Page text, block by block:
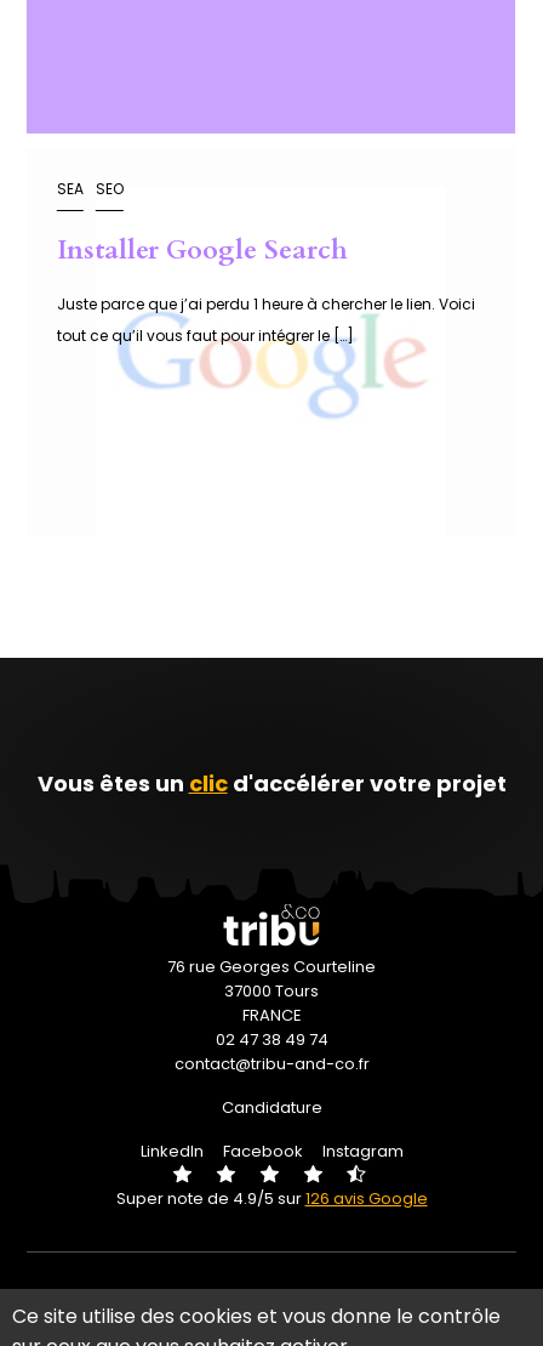
SEA SEO
Installer Google Search
Juste parce que j’ai perdu 1 heure à chercher le lien. Voici
tout ce qu’il vous faut pour intégrer le […]
Vous êtes un clicd'accélérer votre projet
76 rue Georges Courteline
37000 Tours
FRANCE
02 47 38 49 74
contact@tribu-and-co.fr
Candidature
LinkedIn
Facebook Instagram
Super note de 4.9/5 sur126 avis Google
Politique d'accessibilité
Ce site utilise des cookies et vous donne le contrôle